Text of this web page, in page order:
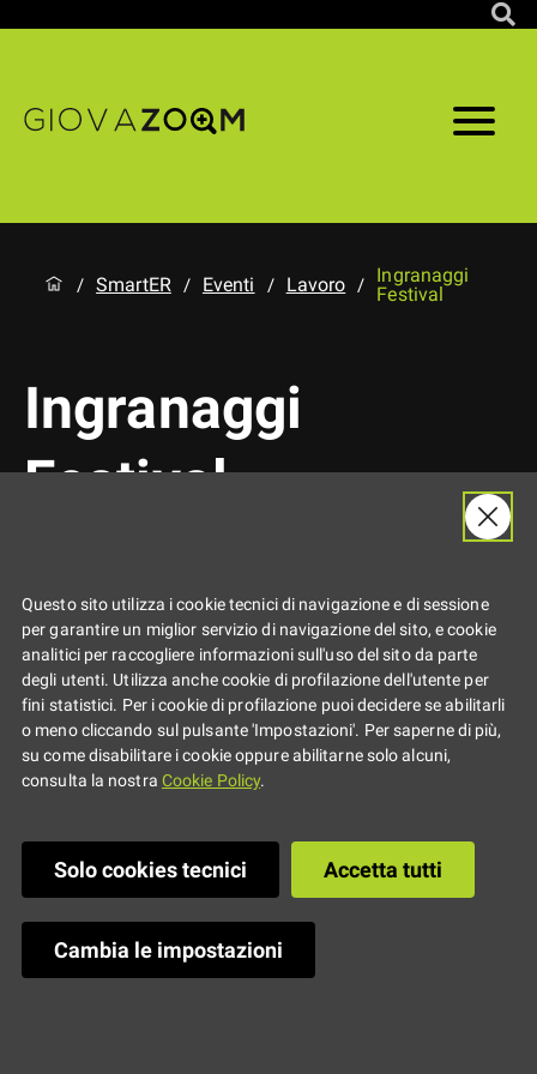
/ SmartER / Eventi / Lavoro /
Ingranaggi
Festival
Ingranaggi
Festival
Questo sito utilizza i cookie tecnici di navigazione e di sessione
per garantire un miglior servizio di navigazione del sito, e cookie
analitici per raccogliere informazioni sull'uso del sito da parte
degli utenti. Utilizza anche cookie di profilazione dell'utente per
fini statistici. Per i cookie di profilazione puoi decidere se abilitarli
o meno cliccando sul pulsante 'Impostazioni'. Per saperne di più,
su come disabilitare i cookie oppure abilitarne solo alcuni,
consulta la nostra Cookie Policy.
Solo cookies tecnici Accetta tutti
Cambia le impostazioni